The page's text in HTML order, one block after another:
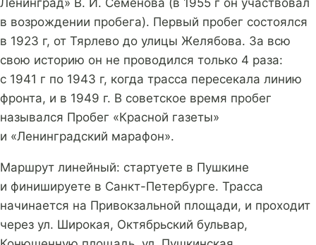
Ленинград» В. И. Семёнова (в 1955 г он участвовал
в возрождении пробега). Первый пробег состоялся
в 1923 г, от Тярлево до улицы Желябова. За всю
свою историю он не проводился только 4 раза:
с 1941 г по 1943 г, когда трасса пересекала линию
фронта, и в 1949 г. В советское время пробег
назывался Пробег «Красной газеты»
и «Ленинградский марафон».
Маршрут линейный: стартуете в Пушкине
и финишируете в Санкт-Петербурге. Трасса
начинается на Привокзальной площади, и проходит
через ул. Широкая, Октябрьский бульвар,